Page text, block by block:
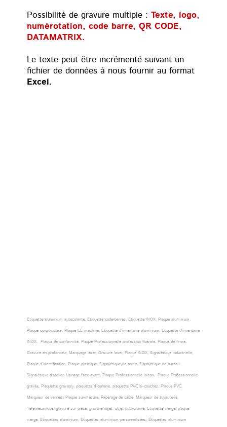
Possibilité de gravure multiple : Texte, logo,
numérotation, code barre, QR CODE,
DATAMATRIX.
Le texte peut être incrémenté suivant un
fichier de données à nous fournir au format
Excel.
Etiquette aluminium autocolante, Etiquette code-barres, Etiquette INOX, Plaque aluminium,
Plaque constructeur, Plaque CE machine, Etiquette d’inventaire aluminium, Etiquette d’inventaire
INOX, Plaque de conformité, Plaque Professionnelle profession libérale, Plaque de firme,
Gravure en profondeur, Marquage laser, Gravure laser, Plaque INOX, Signalétique industrielle,
Plaque d’identification, Plaque plastique, Signalétique de porte, Signalétique de bureau,
Signalétique d’atelier, Usinage face-avant, Plaque Professionnelle laiton, Plaque Professionnelle
gravée, Plaquette gravoply, plaquette dilophane, plaquette PVC bi-couches, Plaque PVC,
Marqueur de vannes, Plaque sur-mesure, Repérage de câble, Marqueur de tuyauterie,
Télémécanique, gravure sur pièce, gravure objet, objet publicitaire, Etiquette vierge, plaque
vierge, Étiquettes aluminium, Étiquettes aluminium personnalisées, Étiquettes aluminium